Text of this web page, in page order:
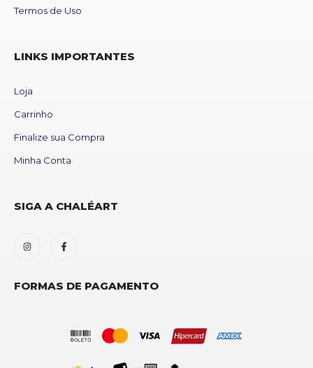
Termos de Uso
LINKS IMPORTANTES
Loja
Carrinho
Finalize sua Compra
Minha Conta
SIGA A CHALÉART
FORMAS DE PAGAMENTO